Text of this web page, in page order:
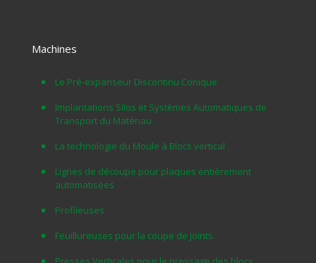
Machines
Le Pré-expanseur Discontinu Conique
Implantations Silos et Systèmes Automatiques de
Transport du Matériau
La technologie du Moule à Blocs vertical
Lignes de découpe pour plaques entièrement
automatisées
Profileuses
Feuillureuses pour la coupe de Joints